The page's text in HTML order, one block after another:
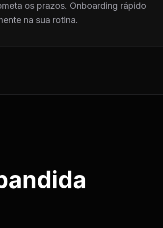
os prazos. Onboarding rápido
na sua rotina.